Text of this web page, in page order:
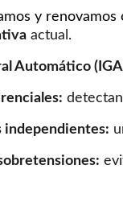
y
actual.
Automático
independientes: